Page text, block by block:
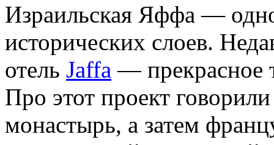
Израильская Яффа —
исторических слоев.
отель Jaffa — прекрасное
Про этот проект
монастырь, а затем